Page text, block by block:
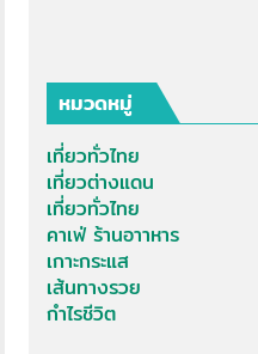
หมวดหมู่
เที่ยวทั่วไทย
เที่ยวต่างแดน
เที่ยวทั่วไทย
คาเฟ่ ร้านอาาหาร
เกาะกระแส
เส้นทางรวย
กำไรชีวิต